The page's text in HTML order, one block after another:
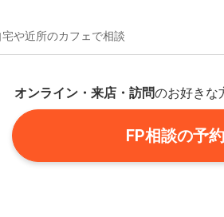
や近所のカフェで相談
オンライン・来店・訪問のお好きな
FP相談の予